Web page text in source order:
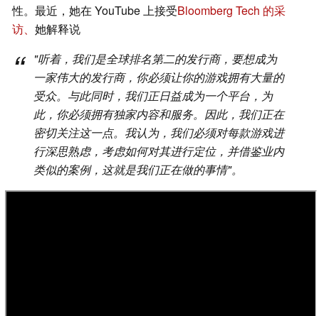
性。最近，她在 YouTube 上接受Bloomberg Tech 的采
访、 她解释说
"听着，我们是全球排名第二的发行商，要想成为
一家伟大的发行商，你必须让你的游戏拥有大量的
受众。与此同时，我们正日益成为一个平台，为
此，你必须拥有独家内容和服务。因此，我们正在
密切关注这一点。我认为，我们必须对每款游戏进
行深思熟虑，考虑如何对其进行定位，并借鉴业内
类似的案例，这就是我们正在做的事情"。